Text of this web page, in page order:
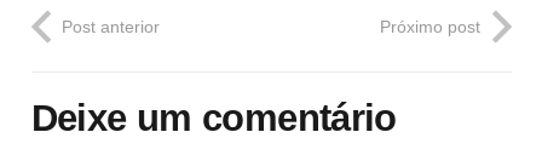
Post anterior Próximo post
Deixe um comentário